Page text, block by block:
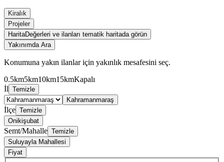
Kiralık
Projeler
HaritaDeğerleri ve ilanları tematik haritada görün
Yakınımda Ara
Konumuna yakın ilanlar için yakınlık mesafesini seç.
0.5km5km10km15kmKapalı
İl Temizle
Kahramanmaraş
İlçe Temizle
Onikişubat
Semt/Mahalle Temizle
Suluyayla Mahallesi
Fiyat